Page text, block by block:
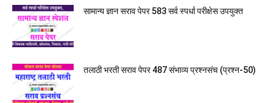
सामान्य ज्ञान सराव पेपर 583 सर्व स्पर्धा परीक्षेस उपयुक्त
तलाठी भरती सराव पेपर 487 संभाव्य प्रश्नसंच (प्रश्न-50)